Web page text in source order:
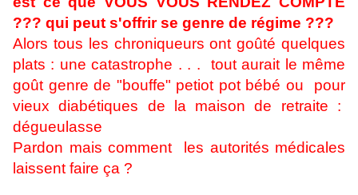
??? qui peut s'offrir se genre de régime ???
Alors tous les chroniqueurs ont goûté quelques
plats : une catastrophe . . . tout aurait le même
goût genre de "bouffe" petiot pot bébé ou pour
vieux diabétiques de la maison de retraite :
dégueulasse
Pardon mais comment les autorités médicales
laissent faire ça ?